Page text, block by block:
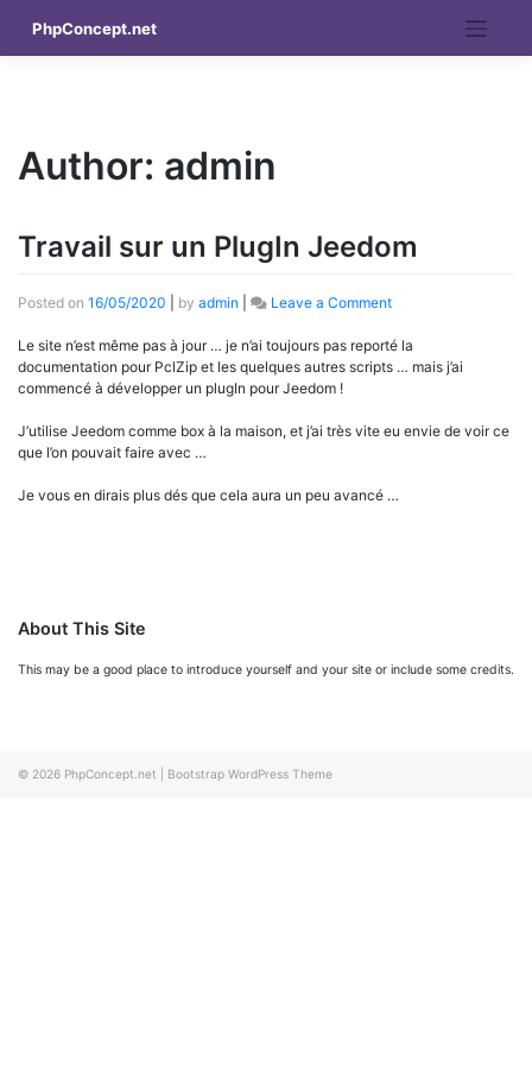
content
PhpConcept.net
Author: admin
Travail sur un PlugIn Jeedom
Posted on 16/05/2020 by admin Leave a Comment
sur
un
Le site n’est même pas à jour … je n’ai toujours pas reporté la
documentation pour PclZip et les quelques autres scripts … mais j’ai
commencé à développer un plugIn pour Jeedom !
J’utilise Jeedom comme box à la maison, et j’ai très vite eu envie de voir ce
que l’on pouvait faire avec …
Je vous en dirais plus dés que cela aura un peu avancé …
About This Site
This may be a good place to introduce yourself and your site or include some credits.
© 2026 PhpConcept.net Bootstrap WordPress Theme